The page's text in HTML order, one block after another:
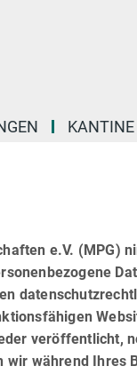
KANTINE
e.V. (MPG)
veröffentlicht,
während Ihres